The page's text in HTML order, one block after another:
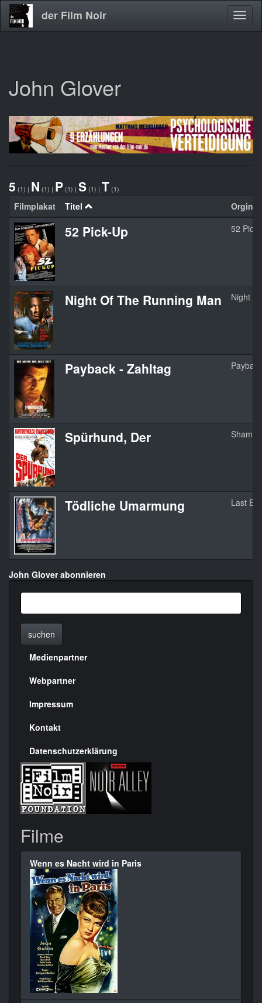
Direkt
zum
der Film Noir
John Glover
5 (1) | N (1) | P (1) | S (1) | T (1)
Filmplakat Titel
52 Pick-Up 52
Night Of The Running Man Night
Payback - Zahltag Payback
Spürhund, Der Shamus
Tödliche Umarmung Last
John Glover abonnieren
suchen
Menülinks
rechte
Seite
Medienpartner
Webpartner
Impressum
Kontakt
Datenschutzerklärung
Filme
Wenn es Nacht wird in Paris